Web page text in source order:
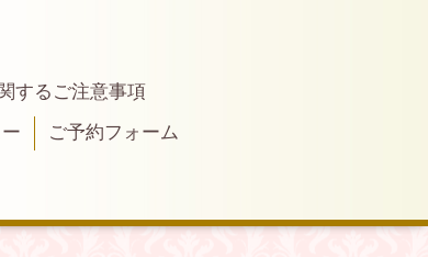
するご注意事項
ご予約フォーム